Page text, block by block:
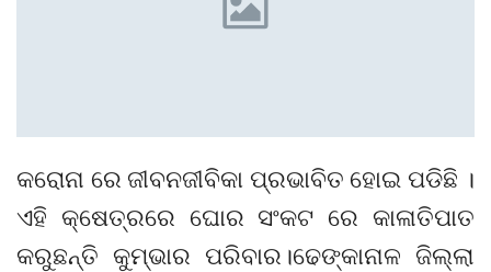
କରୋନା ରେ ଜୀବନଜୀବିକା ପ୍ରଭାବିତ ହୋଇ ପଡିଛି ।
ଏହି କ୍ଷେତ୍ରରେ ଘୋର ସଂକଟ ରେ କାଳାତିପାତ
କରୁଛନ୍ତି କୁମ୍ଭାର ପରିବାର।ଢେଙ୍କାନାଳ ଜିଲ୍ଲା